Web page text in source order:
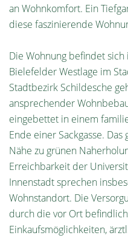
an Wohnkomfort. Ein
diese faszinierende
Die Wohnung befindet
Bielefelder Westlage im
Stadtbezirk Schildesche
ansprechender
eingebettet in einem
Ende einer Sackgasse.
Nähe zu grünen
Erreichbarkeit der
Innenstadt sprechen
Wohnstandort. Die
durch die vor Ort
Einkaufsmöglichkeiten,